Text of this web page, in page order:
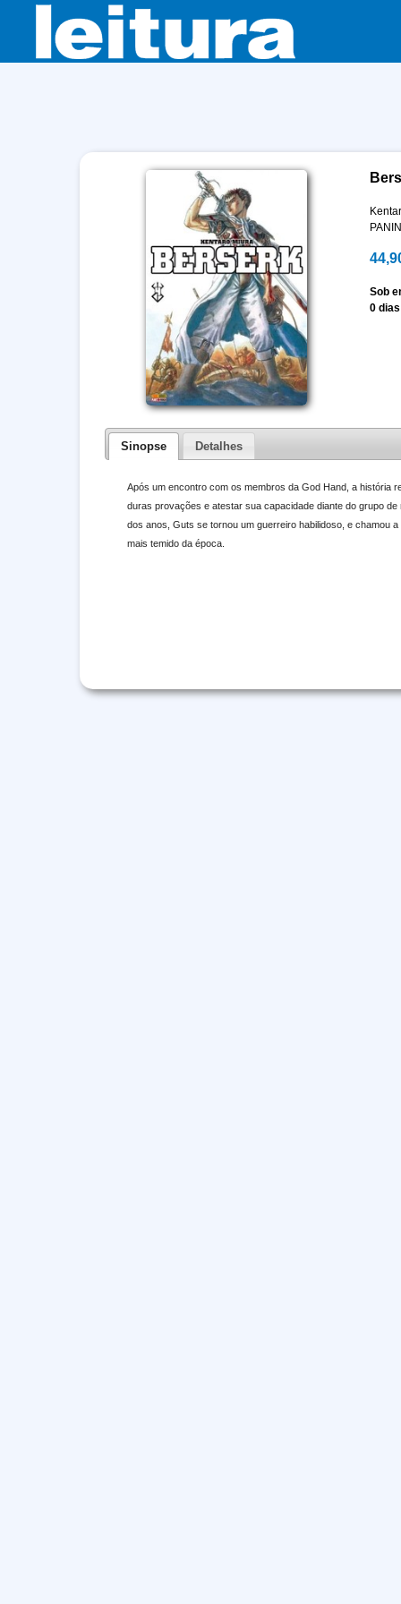
Sob
0 dias
Sinopse Detalhes
Após um encontro com os membros da God Hand, a história
duras provações e atestar sua capacidade diante do grupo
dos anos, Guts se tornou um guerreiro habilidoso, e chamou
mais temido da época.